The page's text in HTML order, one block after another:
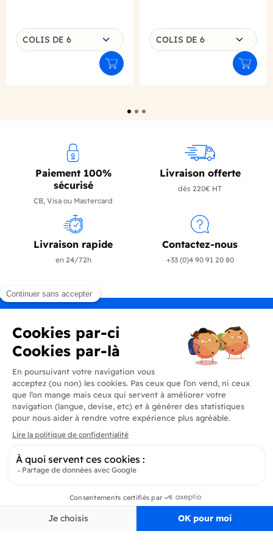
Choisissez une déclinaison
COLIS DE 6
Ajouter au panier
Choisissez une déclinaison
COLIS DE 6
Paiement 100%
sécurisé
CB, Visa ou Mastercard
Livraison offerte
dès 220€ HT
Livraison rapide
en 24/72h
Contactez-nous
+33 (0)4 90 91 20 80
Produits
En savoir plus